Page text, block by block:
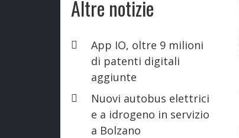
Altre notizie
App IO, oltre 9 milioni
di patenti digitali
aggiunte
Nuovi autobus elettrici
e a idrogeno in servizio
a Bolzano